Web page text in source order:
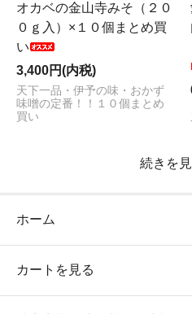
オカベの金山寺みそ（２０
０ｇ入）×１０個まとめ買
い
3,400円(内税)
天下一品・伊予の味・おかず
味噌の定番！！１０個まとめ
買い
続きを
ホーム
カートを見る